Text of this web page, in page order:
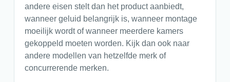
andere eisen stelt dan het product aanbiedt,
wanneer geluid belangrijk is, wanneer montage
moeilijk wordt of wanneer meerdere kamers
gekoppeld moeten worden. Kijk dan ook naar
andere modellen van hetzelfde merk of
concurrerende merken.